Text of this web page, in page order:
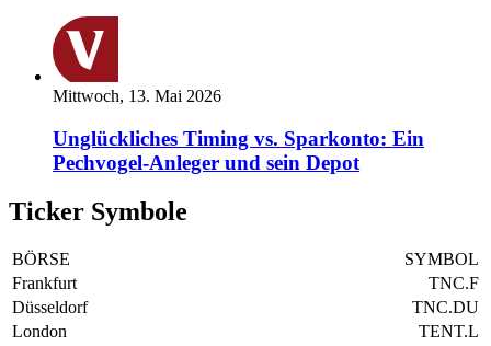
Mittwoch, 13. Mai 2026
Unglückliches Timing vs. Sparkonto: Ein
Pechvogel-Anleger und sein Depot
Ticker Symbole
BÖRSE
SYMBOL
Frankfurt
TNC.F
Düsseldorf
TNC.DU
London
TENT.L